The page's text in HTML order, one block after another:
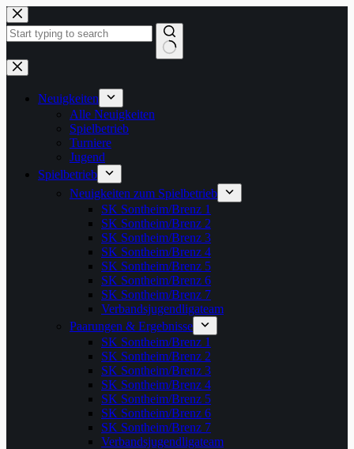
Zum
Inhalt
springen
Keine
Ergebnisse
Neuigkeiten
Alle Neuigkeiten
Spielbetrieb
Turniere
Jugend
Spielbetrieb
Neuigkeiten zum Spielbetrieb
SK Sontheim/Brenz 1
SK Sontheim/Brenz 2
SK Sontheim/Brenz 3
SK Sontheim/Brenz 4
SK Sontheim/Brenz 5
SK Sontheim/Brenz 6
SK Sontheim/Brenz 7
Verbandsjugendligateam
Paarungen & Ergebnisse
SK Sontheim/Brenz 1
SK Sontheim/Brenz 2
SK Sontheim/Brenz 3
SK Sontheim/Brenz 4
SK Sontheim/Brenz 5
SK Sontheim/Brenz 6
SK Sontheim/Brenz 7
Verbandsjugendligateam